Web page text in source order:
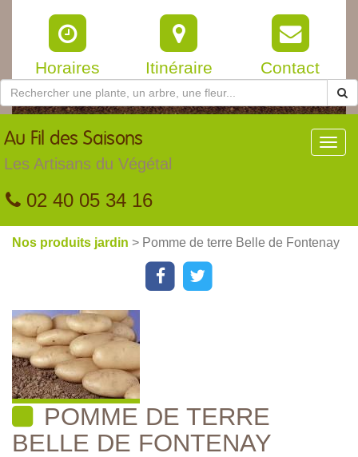
Horaires Itinéraire Contact
Au Fil des Saisons
Les Artisans du Végétal
02 40 05 34 16
Nos produits jardin > Pomme de terre Belle de Fontenay
POMME DE TERRE
BELLE DE FONTENAY